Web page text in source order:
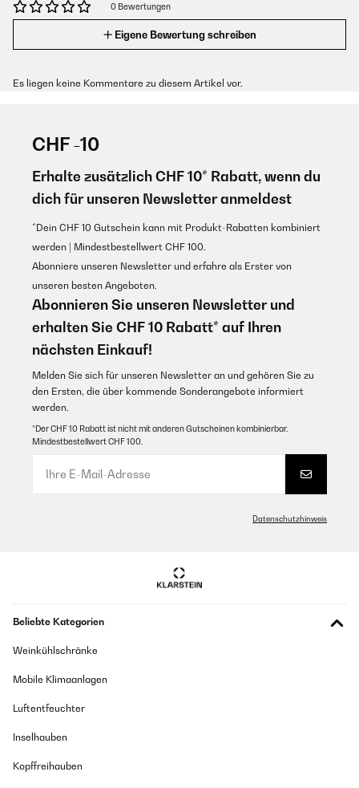
0 Bewertungen
Eigene Bewertung schreiben
Es liegen keine Kommentare zu diesem Artikel vor.
CHF -10
Erhalte zusätzlich CHF 10* Rabatt, wenn du
dich für unseren Newsletter anmeldest
*Dein CHF 10 Gutschein kann mit Produkt-Rabatten kombiniert
werden | Mindestbestellwert CHF 100.
Abonniere unseren Newsletter und erfahre als Erster von
unseren besten Angeboten.
Abonnieren Sie unseren Newsletter und
erhalten Sie CHF 10 Rabatt* auf Ihren
nächsten Einkauf!
Melden Sie sich für unseren Newsletter an und gehören Sie zu
den Ersten, die über kommende Sonderangebote informiert
werden.
*Der CHF 10 Rabatt ist nicht mit anderen Gutscheinen kombinierbar.
Mindestbestellwert CHF 100.
Datenschutzhinweis
Beliebte Kategorien
Weinkühlschränke
Mobile Klimaanlagen
Luftentfeuchter
Inselhauben
Kopffreihauben